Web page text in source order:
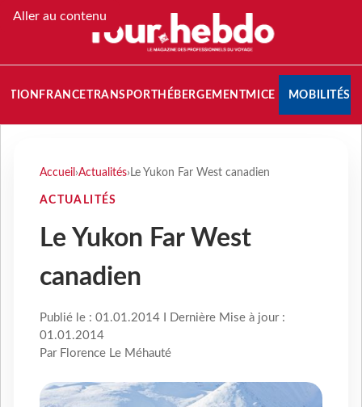
Aller au contenu
FRANCETRANSPORT HÉBERGEMENTMICE MOBILITÉS
Accueil ›Actualités› Le Yukon Far West canadien
ACTUALITÉS
Le Yukon Far West
canadien
Publié le : 01.01.2014 I Dernière Mise à jour :
01.01.2014
Par Florence Le Méhauté